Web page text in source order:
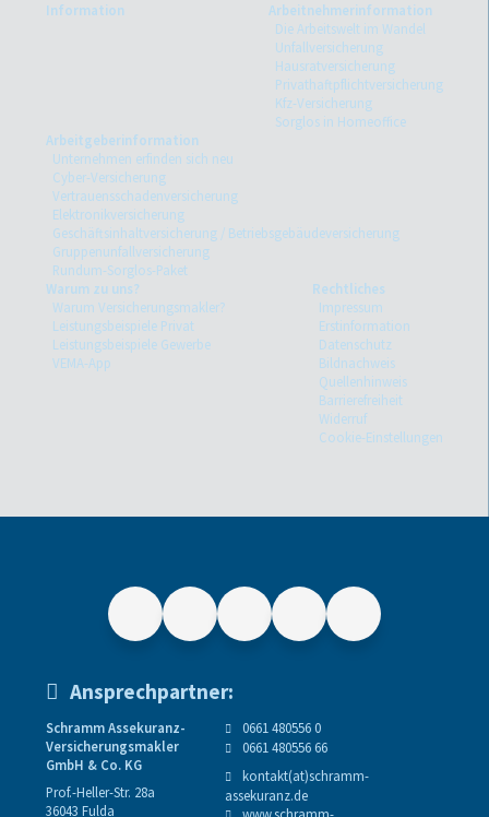
Information
Arbeitnehmerinformation
Die Arbeitswelt im Wandel
Unfallversicherung
Hausratversicherung
Privathaftpflichtversicherung
Kfz-Versicherung
Sorglos in Homeoffice
Arbeitgeberinformation
Unternehmen erfinden sich neu
Cyber-Versicherung
Vertrauensschadenversicherung
Elektronikversicherung
Geschäftsinhaltversicherung / Betriebsgebäudeversicherung
Gruppenunfallversicherung
Rundum-Sorglos-Paket
Warum zu uns?
Warum Versicherungsmakler?
Leistungsbeispiele Privat
Leistungsbeispiele Gewerbe
VEMA-App
Rechtliches
Impressum
Erstinformation
Datenschutz
Bildnachweis
Quellenhinweis
Barrierefreiheit
Widerruf
Cookie-Einstellungen
Ansprechpartner:
Schramm Assekuranz-
Versicherungsmakler
GmbH & Co. KG
Prof.-Heller-Str. 28a
36043 Fulda
0661 480556 0
0661 480556 66
kontakt(at)schramm-
assekuranz.de
www.schramm-